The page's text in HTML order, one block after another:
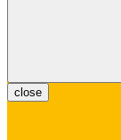
close